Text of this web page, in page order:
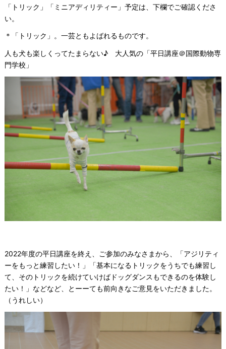
「トリック」「ミニアディリティー」予定は、下欄でご確認くださ
い。
＊「トリック」。一芸ともよばれるものです。
人も犬も楽しくってたまらない♪ 大人気の「平日講座＠国際動物専
門学校」
2022年度の平日講座を終え、ご参加のみなさまから、「アジリティ
ーをもっと練習したい！」「基本になるトリックをうちでも練習し
て、そのトリックを続けていけばドッグダンスもできるのを体験し
たい！」などなど、とーーても前向きなご意見をいただきました。
（うれしい）